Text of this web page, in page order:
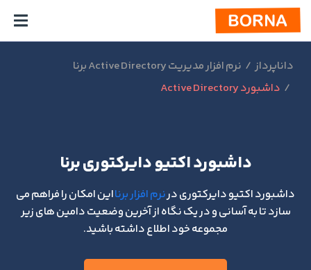
داناپرداز
نرم افزار مدیریت Active Directory برنا
داشبورد Active Directory
داشبورد اکتیو دایرکتوری برنا
داشبورد اکتیو دایرکتوری درنرم افزار برنااین امکان را فراهم می
سازد تا به آسانی و در یک نگاه از آخرین وضعیت دامین های زیر
مجموعه خود اطلاع داشته باشید.